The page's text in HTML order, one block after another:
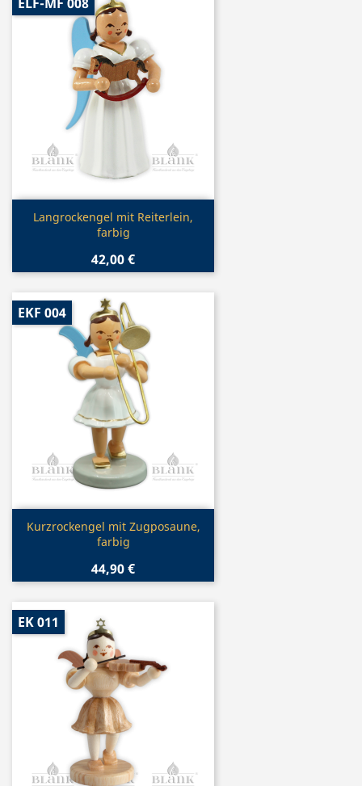
Vorschau
Langrockengel mit Reiterlein,
farbig
42,00 €
Vorschau
Kurzrockengel mit Zugposaune,
farbig
44,90 €
EKF 004
EK 011